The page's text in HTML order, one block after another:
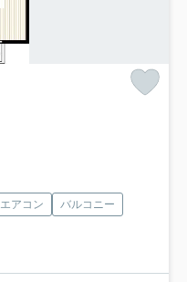
エアコン
バルコニー